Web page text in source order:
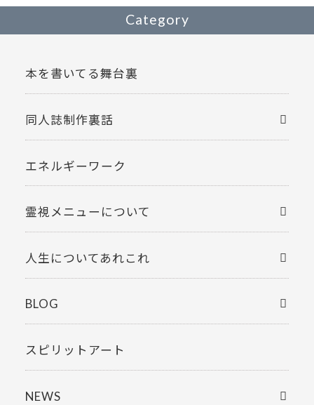
Category
本を書いてる舞台裏
同人誌制作裏話
エネルギーワーク
霊視メニューについて
人生についてあれこれ
BLOG
スピリットアート
NEWS